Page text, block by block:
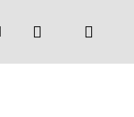
Kontakty
Hľadať